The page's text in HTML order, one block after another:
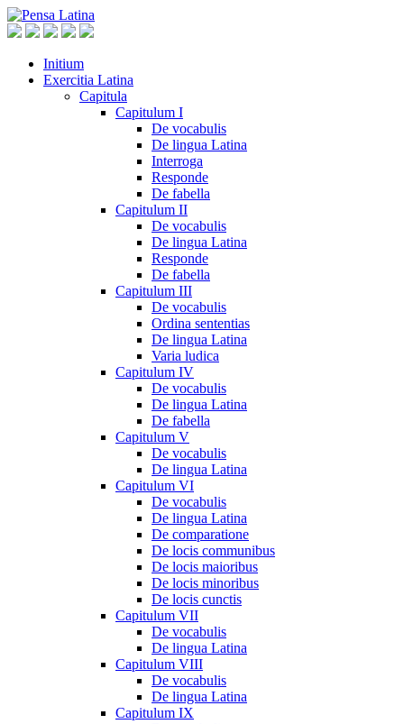
Initium
Exercitia Latina
Capitula
Capitulum I
De vocabulis
De lingua Latina
Interroga
Responde
De fabella
Capitulum II
De vocabulis
De lingua Latina
Responde
De fabella
Capitulum III
De vocabulis
Ordina sententias
De lingua Latina
Varia ludica
Capitulum IV
De vocabulis
De lingua Latina
De fabella
Capitulum V
De vocabulis
De lingua Latina
Capitulum VI
De vocabulis
De lingua Latina
De comparatione
De locis communibus
De locis maioribus
De locis minoribus
De locis cunctis
Capitulum VII
De vocabulis
De lingua Latina
Capitulum VIII
De vocabulis
De lingua Latina
Capitulum IX